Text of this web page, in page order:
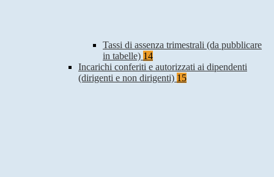
Tassi di assenza trimestrali (da pubblicare
in tabelle) 14
Incarichi conferiti e autorizzati ai dipendenti
(dirigenti e non dirigenti) 15